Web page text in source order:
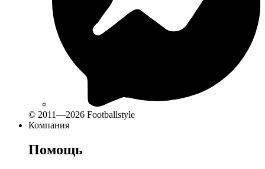
© 2011—2026 Footballstyle
Компания
Помощь